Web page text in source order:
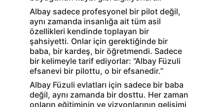
Albay sadece profesyonel bir pilot değil,
aynı zamanda insanlığa ait tüm asil
özellikleri kendinde toplayan bir
şahsiyetti. Onlar için gerektiğinde bir
baba, bir kardeş, bir öğretmendi. Sadece
bir kelimeyle tarif ediyorlar: “Albay Füzuli
efsanevi bir pilottu, o bir efsanedir.”
Albay Füzuli evlatları için sadece bir baba
değil, aynı zamanda bir dosttu. Her zaman
onların eğitiminin ve vizyonlarının gelişimi